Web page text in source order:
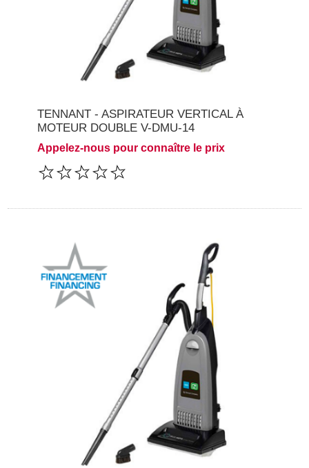
TENNANT - ASPIRATEUR VERTICAL À
MOTEUR DOUBLE V-DMU-14
Appelez-nous pour connaître le prix